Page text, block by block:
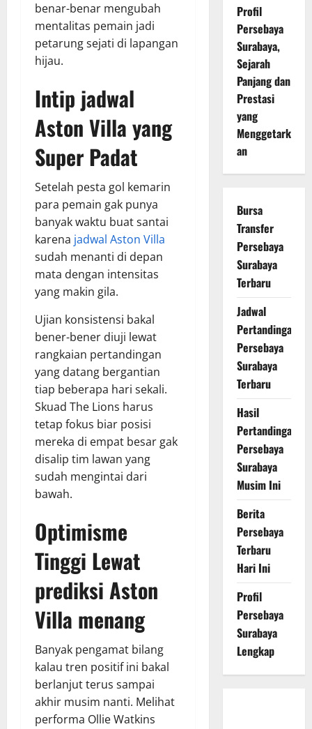
benar-benar mengubah
mentalitas pemain jadi
petarung sejati di lapangan
hijau.
Intip jadwal
Aston Villa yang
Super Padat
Setelah pesta gol kemarin
para pemain gak punya
banyak waktu buat santai
karena jadwal Aston Villa
sudah menanti di depan
mata dengan intensitas
yang makin gila.
Ujian konsistensi bakal
bener-bener diuji lewat
rangkaian pertandingan
yang datang bergantian
tiap beberapa hari sekali.
Skuad The Lions harus
tetap fokus biar posisi
mereka di empat besar gak
disalip tim lawan yang
sudah mengintai dari
bawah.
Optimisme
Tinggi Lewat
prediksi Aston
Villa menang
Banyak pengamat bilang
kalau tren positif ini bakal
berlanjut terus sampai
akhir musim nanti. Melihat
performa Ollie Watkins
Profil
Persebaya
Surabaya,
Sejarah
Panjang dan
Prestasi
yang
Menggetark
an
Bursa
Transfer
Persebaya
Surabaya
Terbaru
Jadwal
Pertandingan
Persebaya
Surabaya
Terbaru
Hasil
Pertandingan
Persebaya
Surabaya
Musim Ini
Berita
Persebaya
Terbaru
Hari Ini
Profil
Persebaya
Surabaya
Lengkap